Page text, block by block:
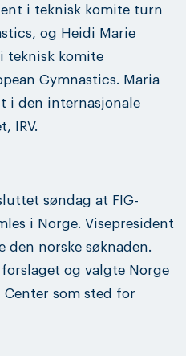
i teknisk komite turn
og Heidi Marie
teknisk komite
Gymnastics. Maria
i den internasjonale
IRV.
søndag at FIG-
i Norge. Visepresident
den norske søknaden.
og valgte Norge
som sted for